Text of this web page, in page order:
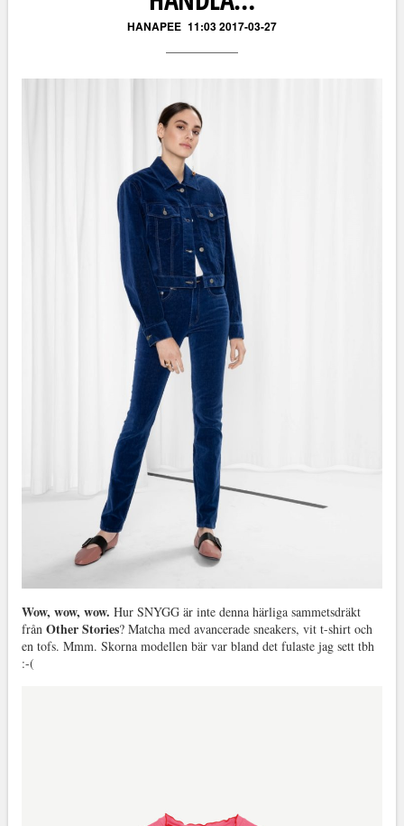
HANAPEE 11:03 2017-03-27
Wow, wow, wow. Hur SNYGG är inte denna härliga sammetsdräkt
frånOther Stories? Matcha med avancerade sneakers, vit t-shirt och
en tofs. Mmm. Skorna modellen bär var bland det fulaste jag sett tbh
:-(